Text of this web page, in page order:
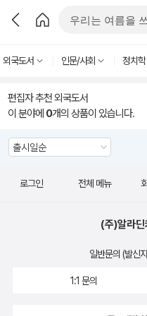
외국도서 인문/사회 정치학
편집자 추천 외국도서
이 분야에 0개의 상품이 있습니다.
로그인 전체 메뉴
(주)알라딘
일반문의 (발신
1:1 문의